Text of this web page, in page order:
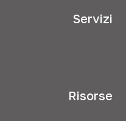
Servizi
Risorse